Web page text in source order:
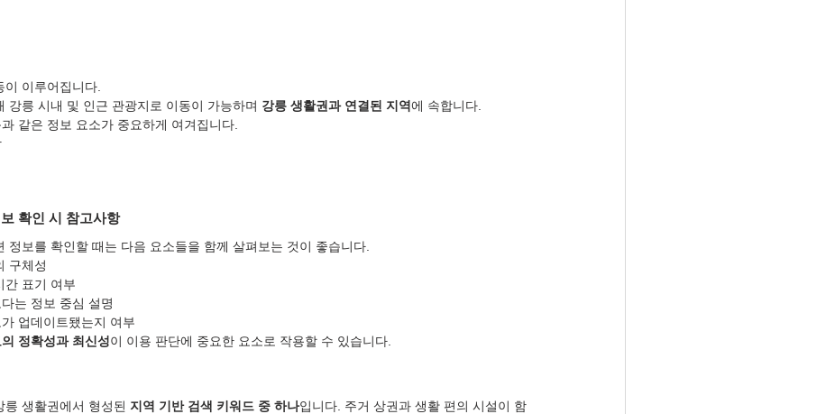
이루어집니다.
강릉 시내 및 인근 관광지로 이동이 가능하며 강릉 생활권과 연결된 지역에 속합니다.
같은 정보 요소가 중요하게 여겨집니다.
확인 시 참고사항
정보를 확인할 때는 다음 요소들을 함께 살펴보는 것이 좋습니다.
구체성
간 표기 여부
는 정보 중심 설명
업데이트됐는지 여부
정확성과 최신성이 이용 판단에 중요한 요소로 작용할 수 있습니다.
생활권에서 형성된 지역 기반 검색 키워드 중 하나입니다. 주거 상권과 생활 편의 시설이 함